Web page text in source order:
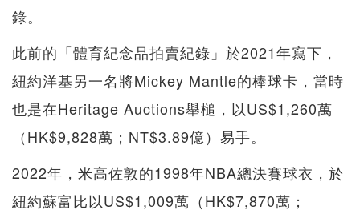
錄。
此前的「體育紀念品拍賣紀錄」於2021年寫下，
紐約洋基另一名將Mickey Mantle的棒球卡，當時
也是在Heritage Auctions舉槌，以US$1,260萬
（HK$9,828萬；NT$3.89億）易手。
2022年，米高佐敦的1998年NBA總決賽球衣，於
紐約蘇富比以US$1,009萬（HK$7,870萬；